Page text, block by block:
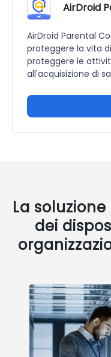
AirDroid
AirDroid Parental
proteggere la vita
proteggere le
all'acquisizione di
La
dei